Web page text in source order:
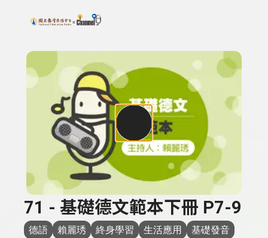
上方功能區塊
搜尋關鍵字：可輸入節目名稱、主持人或關鍵字
71 - 基礎德文範本下冊 P7-9
德語 賴麗琇 終身學習 生活應用
基礎發音